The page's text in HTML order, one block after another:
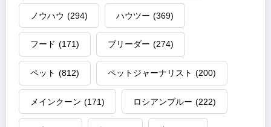
ノウハウ (294) ハウツー (369)
フード (171) ブリーダー (274)
ペット (812) ペットジャーナリスト (200)
メインクーン (171) ロシアンブルー (222)